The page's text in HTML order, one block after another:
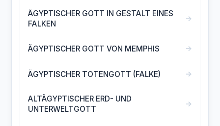
ÄGYPTISCHER GOTT IN GESTALT EINES
FALKEN
→
ÄGYPTISCHER GOTT VON MEMPHIS →
ÄGYPTISCHER TOTENGOTT (FALKE) →
ALTÄGYPTISCHER ERD- UND
UNTERWELTGOTT
→